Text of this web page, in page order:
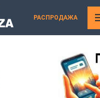
РАСПРОДАЖА